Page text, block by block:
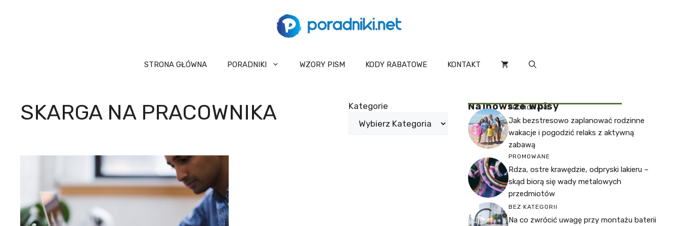
STRONA GŁÓWNA PORADNIKI WZORY PISM KODY RABATOWE KONTAKT
SKARGA NA PRACOWNIKA Kategorie Najnowsze Wpisy
PROMOWANE
Jak bezstresowo zaplanować rodzinne
wakacje i pogodzić relaks z aktywną
zabawą
PROMOWANE
Rdza, ostre krawędzie, odpryski lakieru –
skąd biorą się wady metalowych
przedmiotów
BEZ KATEGORII
Na co zwrócić uwagę przy montażu baterii